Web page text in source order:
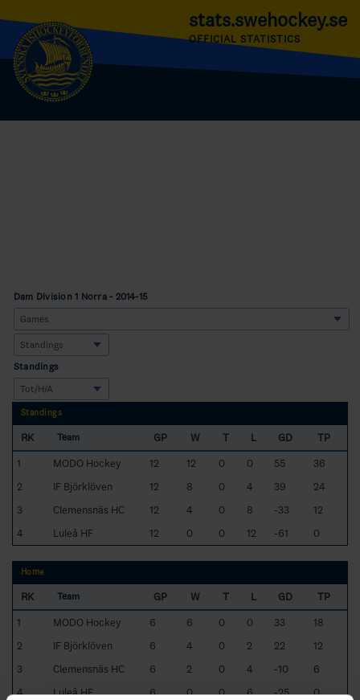
stats.swehockey.se
OFFICIAL STATISTICS
Dam Division 1 Norra - 2014-15
Standings
Standings
RK Team GP W T L GD
TP
1
MODO Hockey 12 12 0 0 55
36
2
IF Björklöven 12 8 0 4 39
24
3
Clemensnäs HC 12 4 0 8 -33
12
4
Luleå HF 12 0 0 12 -61 0
Home
RK Team GP W T L GD
TP
1
MODO Hockey 6 6 0 0 33
18
2
IF Björklöven 6 4 0 2 22
12
3
Clemensnäs HC 6 2 0 4 -10
6
4
Luleå HF 6 0 0 6 -25 0